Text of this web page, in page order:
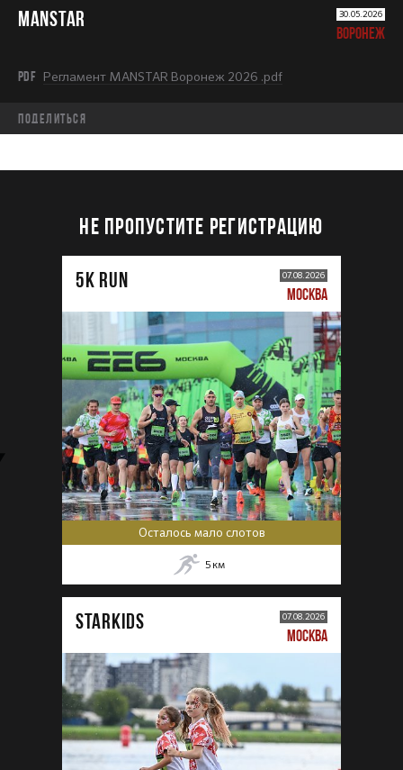
MANSTAR 30.05.2026
ВОРОНЕЖ
PDF Регламент MANSTAR Воронеж 2026 .pdf
Поделиться
НЕ ПРОПУСТИТЕ РЕГИСТРАЦИЮ
5К RUN 07.08.2026
МОСКВА
Осталось мало слотов
5 км
STARKIDS 07.08.2026
МОСКВА